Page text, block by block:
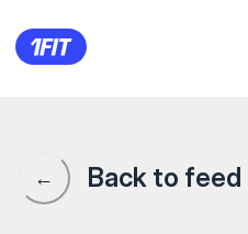
итог
← Back to feed